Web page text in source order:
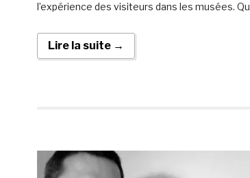
l’expérience des visiteurs dans les musées.
Lire la suite →